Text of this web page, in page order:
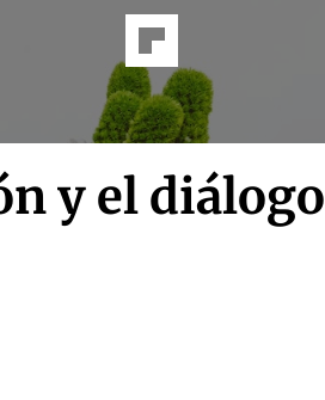
y el diálogo